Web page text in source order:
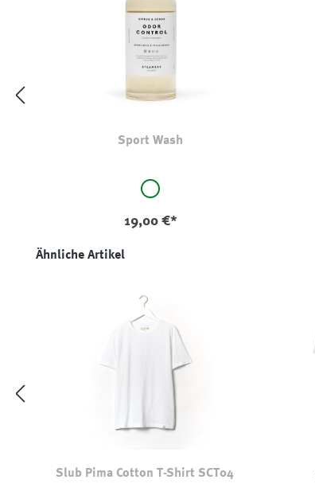
Sport Wash
auswählen
weiß
19,00 €*
Produktgalerie überspringen
Ähnliche Artikel
Slub Pima Cotton T-Shirt SCT04